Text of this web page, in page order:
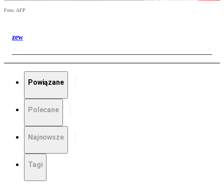
Foto: AFP
zew
Powiązane
Polecane
Najnowsze
Tagi